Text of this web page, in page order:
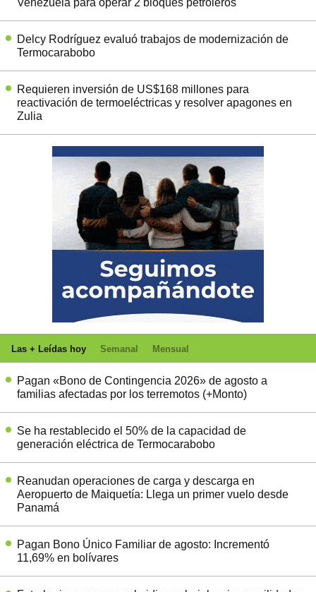
Venezuela para operar 2 bloques petroleros
Delcy Rodríguez evaluó trabajos de modernización de
Termocarabobo
Requieren inversión de US$168 millones para
reactivación de termoeléctricas y resolver apagones en
Zulia
Las + Leídas hoy Semanal Mensual
Pagan «Bono de Contingencia 2026» de agosto a
familias afectadas por los terremotos (+Monto)
Se ha restablecido el 50% de la capacidad de
generación eléctrica de Termocarabobo
Reanudan operaciones de carga y descarga en
Aeropuerto de Maiquetía: Llega un primer vuelo desde
Panamá
Pagan Bono Único Familiar de agosto: Incrementó
11,69% en bolívares